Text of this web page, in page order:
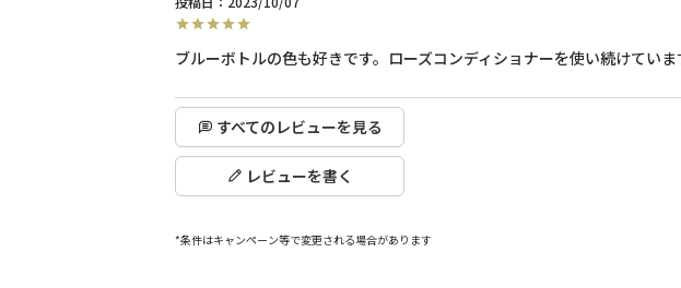
ブルーボトルの色も好きです。ローズコンディショナーを使い続けてい
すべてのレビューを見る
レビューを書く
*条件はキャンペーン等で変更される場合があります